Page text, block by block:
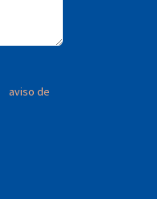
aviso de